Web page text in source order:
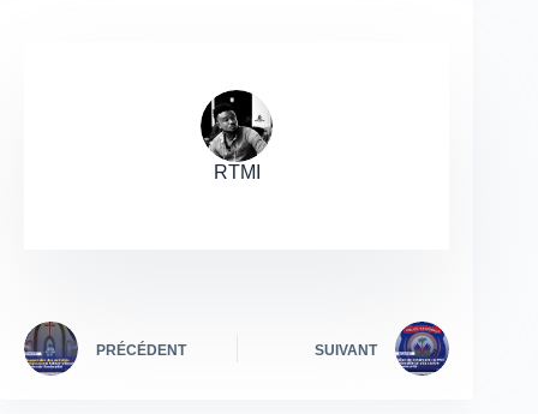
RTMI
PRÉCÉDENT SUIVANT